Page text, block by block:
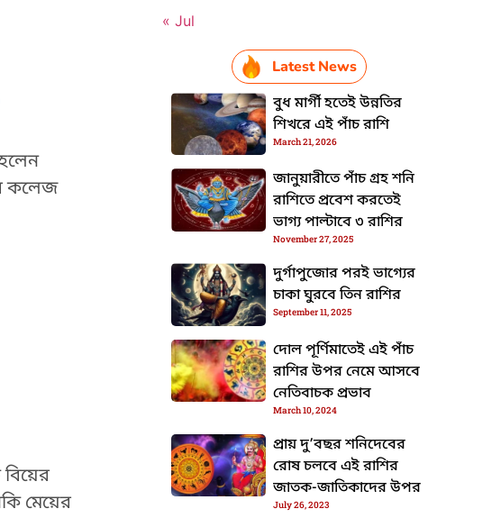
HTML / JS Code
কলেজ
মেয়ের
« Jul
Latest News
বুধ মার্গী হতেই উন্নতির
শিখরে এই পাঁচ রাশি
March 21, 2026
জানুয়ারীতে পাঁচ গ্রহ শনি
রাশিতে প্রবেশ করতেই
ভাগ্য পাল্টাবে ৩ রাশির
November 27, 2025
দুর্গাপুজোর পরই ভাগ্যের
চাকা ঘুরবে তিন রাশির
September 11, 2025
দোল পূর্ণিমাতেই এই পাঁচ
রাশির উপর নেমে আসবে
নেতিবাচক প্রভাব
March 10, 2024
প্রায় দু’বছর শনিদেবের
রোষ চলবে এই রাশির
জাতক-জাতিকাদের উপর
July 26, 2023